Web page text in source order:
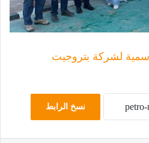
لشركة بتروجيت
نسخ الرابط